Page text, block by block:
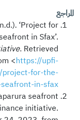
المراجع
‘Project for
in Sfax’.
. Retrieved
<https://upfi-
project-for-the-
in-sfax/
seafront
initiative.